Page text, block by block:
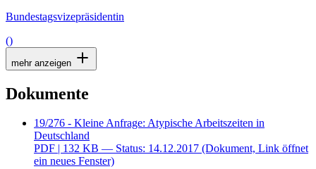
Bundestagsvizepräsidentin
()
mehr anzeigen
Dokumente
19/276 - Kleine Anfrage: Atypische Arbeitszeiten in
Deutschland
PDF | 132 KB — Status: 14.12.2017 (Dokument, Link öffnet
ein neues Fenster)